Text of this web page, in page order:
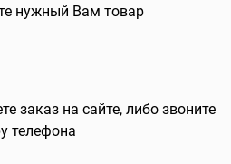
нужный Вам товар
заказ на сайте, либо звоните
телефона